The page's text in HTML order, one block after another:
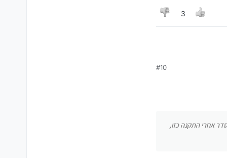
3
#10
(התוכנה עובדת בסדר אחרי התקנה כזו,